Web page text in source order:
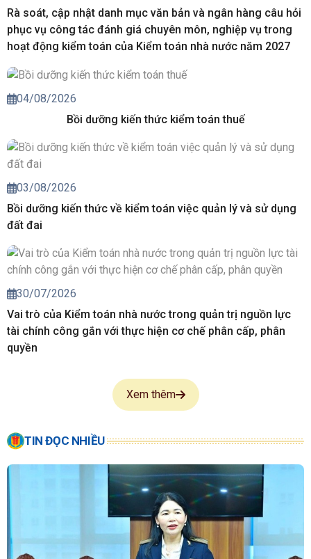
Rà soát, cập nhật danh mục văn bản và ngân hàng câu hỏi
phục vụ công tác đánh giá chuyên môn, nghiệp vụ trong
hoạt động kiểm toán của Kiểm toán nhà nước năm 2027
04/08/2026
Bồi dưỡng kiến thức kiểm toán thuế
03/08/2026
Bồi dưỡng kiến thức về kiểm toán việc quản lý và sử dụng
đất đai
30/07/2026
Vai trò của Kiểm toán nhà nước trong quản trị nguồn lực
tài chính công gắn với thực hiện cơ chế phân cấp, phân
quyền
Xem thêm
TIN ĐỌC NHIỀU